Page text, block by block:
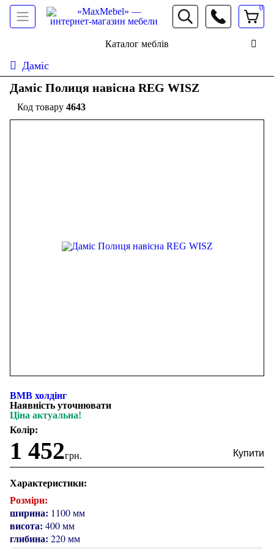
066 472 19 61
0
Каталог меблів
Даміс
Даміс Полиця навісна REG WISZ
4643
ВМВ холдінг
Наявність уточнювати
Ціна актуальна!
Колір:
1 452грн.
Характеристики:
Розміри:
ширина: 1100 мм
висота: 400 мм
глибина: 220 мм